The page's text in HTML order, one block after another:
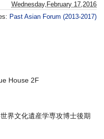
Wednesday,February 17,2016
Past Asian Forum (2013-2017)
House 2F
界文化遺産学専攻博士後期